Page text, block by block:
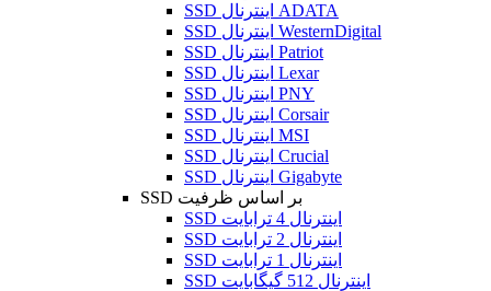
SSD اینترنال ADATA
SSD اینترنال WesternDigital
SSD اینترنال Patriot
SSD اینترنال Lexar
SSD اینترنال PNY
SSD اینترنال Corsair
SSD اینترنال MSI
SSD اینترنال Crucial
SSD اینترنال Gigabyte
SSD بر اساس ظرفیت
SSD اینترنال 4 ترابایت
SSD اینترنال 2 ترابایت
SSD اینترنال 1 ترابایت
SSD اینترنال 512 گیگابایت